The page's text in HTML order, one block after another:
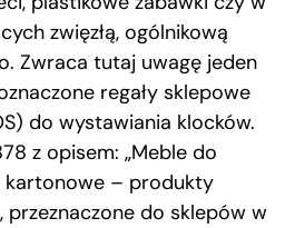
zwięzłą, ogólnikową
Zwraca tutaj uwagę jeden
regały sklepowe
do wystawiania klocków.
z opisem: „Meble do
kartonowe – produkty
przeznaczone do sklepów w